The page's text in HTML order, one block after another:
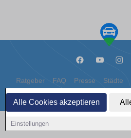
Alle Cookies akzeptieren
Einstellungen
Ratgeber FAQ Presse Städte
Datenschutz
Copyright © 2000 - 2026 | 1A Infosysteme